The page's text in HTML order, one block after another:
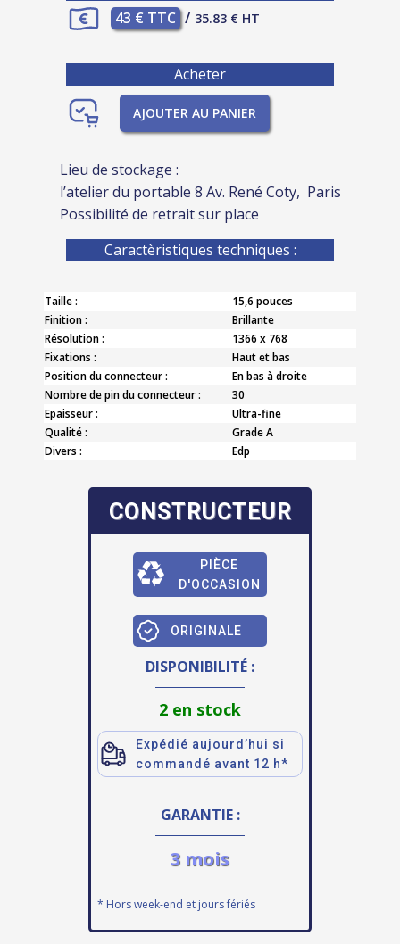
43 € TTC / 35.83 € HT
Acheter
AJOUTER AU PANIER
Lieu de stockage :
l’atelier du portable 8 Av. René Coty, Paris
Possibilité de retrait sur place
Caractèristiques techniques :
Taille :
15,6 pouces
Finition :
Brillante
Résolution :
1366 x 768
Fixations :
Haut et bas
Position du connecteur :
En bas à droite
Nombre de pin du connecteur :
30
Epaisseur :
Ultra-fine
Qualité :
Grade A
Divers :
Edp
CONSTRUCTEUR
PIÈCE
D'OCCASION
ORIGINALE
DISPONIBILITÉ :
2 en stock
Expédié aujourd’hui si
commandé avant 12 h*
GARANTIE :
3 mois
* Hors week-end et jours fériés